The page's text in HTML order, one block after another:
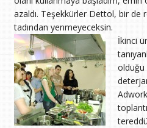
azaldı. Teşekkürler Dettol, bir
tadından yenmeyeceksin.
İkinci
olduğu